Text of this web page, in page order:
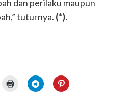
dan perilaku maupun
tuturnya. (*).